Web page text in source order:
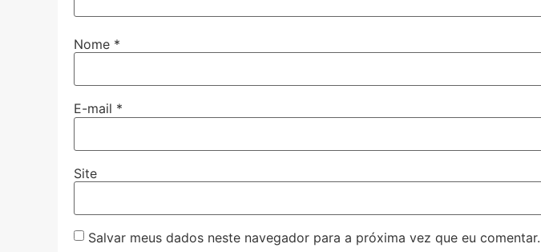
Nome *
E-mail *
Site
Salvar meus dados neste navegador para a próxima vez que eu comentar.